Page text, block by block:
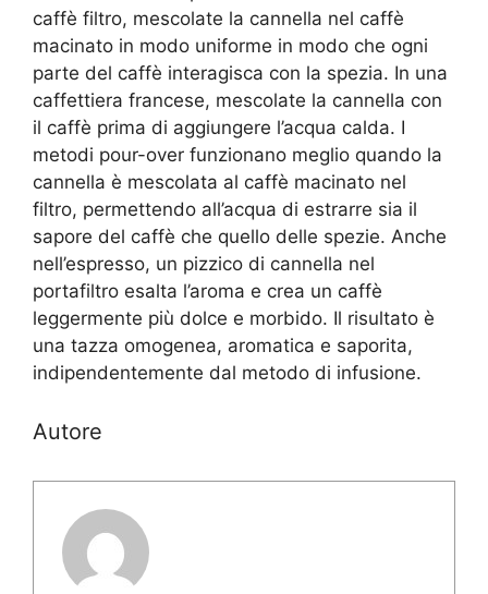
caffè filtro, mescolate la cannella nel caffè
macinato in modo uniforme in modo che ogni
parte del caffè interagisca con la spezia. In una
caffettiera francese, mescolate la cannella con
il caffè prima di aggiungere l’acqua calda. I
metodi pour-over funzionano meglio quando la
cannella è mescolata al caffè macinato nel
filtro, permettendo all’acqua di estrarre sia il
sapore del caffè che quello delle spezie. Anche
nell’espresso, un pizzico di cannella nel
portafiltro esalta l’aroma e crea un caffè
leggermente più dolce e morbido. Il risultato è
una tazza omogenea, aromatica e saporita,
indipendentemente dal metodo di infusione.
Autore